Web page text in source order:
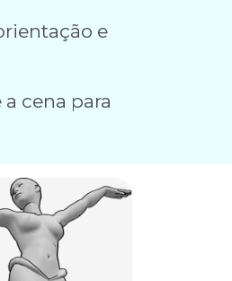
e
cena para